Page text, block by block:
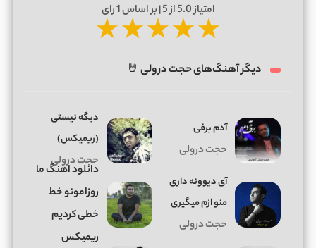
امتیاز5.0از 5 | بر اساس 1رای
★★★★★
دیگر آهنگ‌های حجت درولی 🤘
آدم برفی
حجت درولی
دیگه نیستی
(ریمیکس)
حجت درولی
آی دیوونه داری
منو ازم میگیری
حجت درولی
دانلود اهنگ ما
روزامونو خط
خطی کردیم
ریمیکس